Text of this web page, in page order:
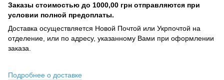
Заказы стоимостью до 1000,00 грн отправляются при
условии полной предоплаты.
Доставка осуществляется Новой Почтой или Укрпочтой на
отделение, или по адресу, указанному Вами при оформлении
заказа.
Подробнее о доставке